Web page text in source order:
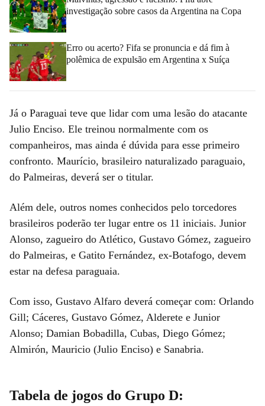
investigação sobre casos da Argentina na Copa
Erro ou acerto? Fifa se pronuncia e dá fim à
polêmica de expulsão em Argentina x Suíça
Já o Paraguai teve que lidar com uma lesão do atacante
Julio Enciso. Ele treinou normalmente com os
companheiros, mas ainda é dúvida para esse primeiro
confronto. Maurício, brasileiro naturalizado paraguaio,
do Palmeiras, deverá ser o titular.
Além dele, outros nomes conhecidos pelo torcedores
brasileiros poderão ter lugar entre os 11 iniciais. Junior
Alonso, zagueiro do Atlético, Gustavo Gómez, zagueiro
do Palmeiras, e Gatito Fernández, ex-Botafogo, devem
estar na defesa paraguaia.
Com isso, Gustavo Alfaro deverá começar com: Orlando
Gill; Cáceres, Gustavo Gómez, Alderete e Junior
Alonso; Damian Bobadilla, Cubas, Diego Gómez;
Almirón, Mauricio (Julio Enciso) e Sanabria.
Tabela de jogos do Grupo D: